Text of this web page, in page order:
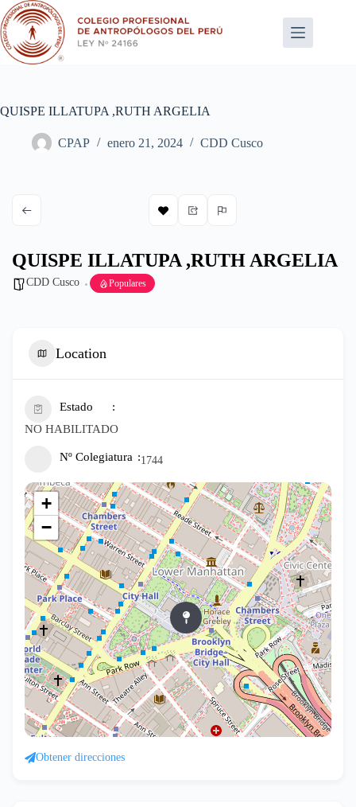
Saltar
al
contenido
QUISPE ILLATUPA ,RUTH ARGELIA
CPAP enero 21, 2024 CDD Cusco
QUISPE ILLATUPA ,RUTH ARGELIA
CDD Cusco Populares
Location
Estado
NO HABILITADO
Nº Colegiatura 1744
+
−
Obtener direcciones